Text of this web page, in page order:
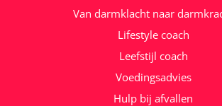
Van darmklacht naar
Lifestyle coach
Leefstijl coach
Voedingsadvies
Hulp bij afvallen